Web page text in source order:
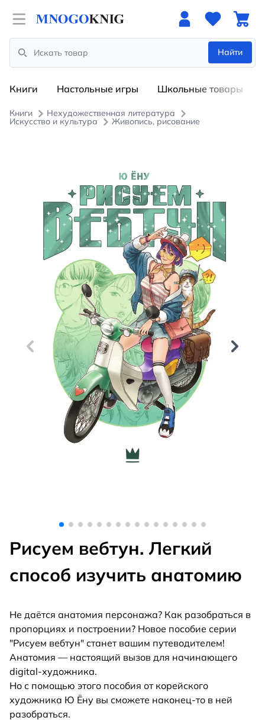
Open menu
Search
Найти
Книги Настольные игры Школьные товары
Книги Нехудожественная литература
Искусство и культура Живопись, рисование
Рисуем вебтун. Легкий
способ изучить анатомию
Не даётся анатомия персонажа? Как разобраться в
пропорциях и построении? Новое пособие серии
"Рисуем вебтун" станет вашим путеводителем!
Анатомия — настоящий вызов для начинающего
digital-художника.
Но с помощью этого пособия от корейского
художника Ю Ёну вы сможете наконец-то в ней
разобраться.